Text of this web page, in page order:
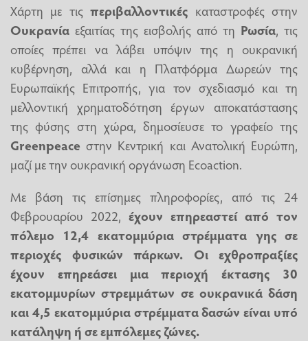
Χάρτη με τιςπεριβαλλοντικές καταστροφές στην
Ουκρανία εξαιτίας της εισβολής από τη Ρωσία, τις
οποίες πρέπει να λάβει υπόψιν της η ουκρανική
κυβέρνηση, αλλά και η Πλατφόρμα Δωρεών της
Ευρωπαϊκής Επιτροπής, για τον σχεδιασμό και τη
μελλοντική χρηματοδότηση έργων αποκατάστασης
της φύσης στη χώρα, δημοσίευσε το γραφείο της
Greenpeace στην Κεντρική και Ανατολική Ευρώπη,
μαζί με την ουκρανική οργάνωση Ecoaction.
Με βάση τις επίσημες πληροφορίες, από τις 24
Φεβρουαρίου 2022, έχουν επηρεαστεί από τον
πόλεμο 12,4 εκατομμύρια στρέμματα γης σε
περιοχές φυσικών πάρκων. Οι εχθροπραξίες
έχουν επηρεάσει μια περιοχή έκτασης 30
εκατομμυρίων στρεμμάτων σε ουκρανικά δάση
και 4,5 εκατομμύρια στρέμματα δασών είναι υπό
κατάληψη ή σε εμπόλεμες ζώνες.